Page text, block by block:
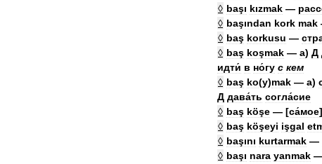
◊ başı kızmak —
◊ başından kork mak
◊ baş korkusu —
◊ baş koşmak — а) Д
идти́ в но́гу с кем
◊ baş ko(y)mak — а)
Д дава́ть согла́сие
◊ baş köşe — [са́мое]
◊ baş köşeyi işgal
◊ başını kurtarmak —
◊ başı nara yanmak